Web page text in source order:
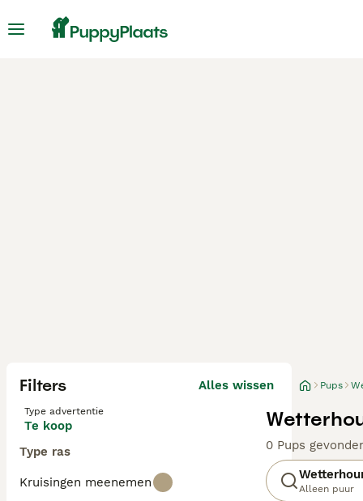
Filters Alles wissen
Type advertentie
Te koop
Type ras
Kruisingen meenemen
Pups
0 Pups
Alleen puur